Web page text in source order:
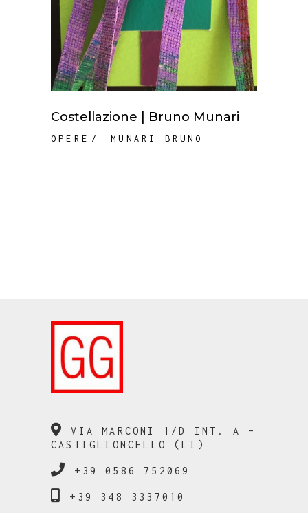
Costellazione | Bruno Munari
OPERE MUNARI BRUNO
VIA MARCONI 1/D INT. A –
CASTIGLIONCELLO (LI)
+39 0586 752069
+39 348 3337010